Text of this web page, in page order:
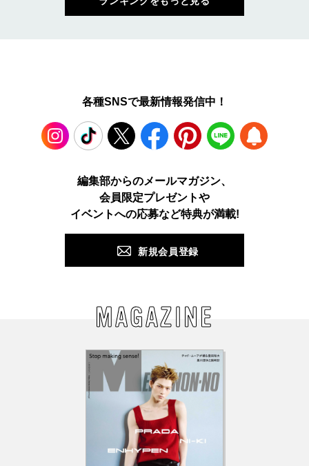
各種SNSで最新情報発信中！
TikTok X Facebook Pinterest LINE
編集部からのメールマガジン、
会員限定プレゼントや
イベントへの応募など特典が満載!
新規会員登録
MAGAZINE